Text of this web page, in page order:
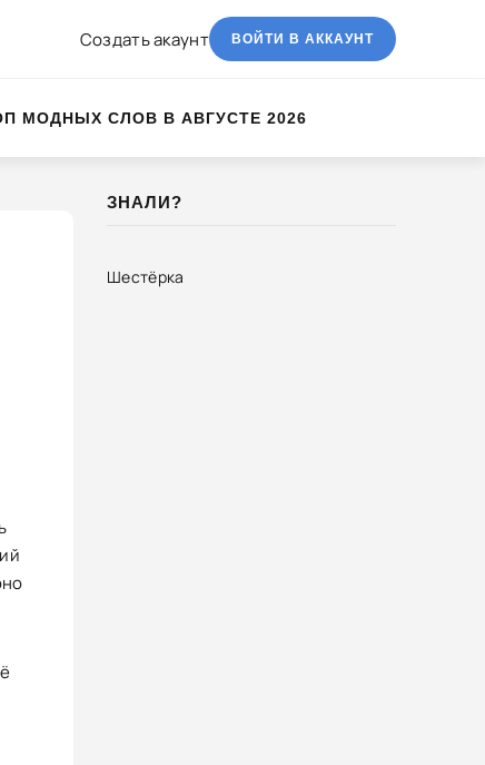
Создать акаунт ВОЙТИ В АККАУНТ
МОДНЫХ СЛОВ В АВГУСТЕ 2026
ЗНАЛИ?
Шестёрка